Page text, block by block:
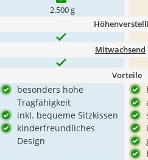
2.500 g
Mitwachsend
Vorteile
besonders hohe
Tragfähigkeit
inkl. bequeme Sitzkissen
kinderfreundliches
Design